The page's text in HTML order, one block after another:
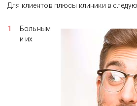
Для клиентов плюсы клиники в
Больным
и их